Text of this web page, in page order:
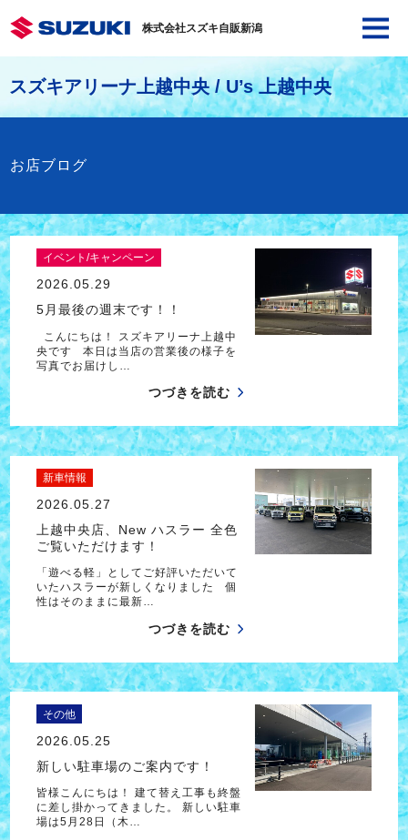
株式会社スズキ自販新潟
スズキアリーナ上越中央 / U’s 上越中央
お店ブログ
イベント/キャンペーン
2026.05.29
5月最後の週末です！！
こんにちは！ スズキアリーナ上越中
央です 本日は当店の営業後の様子を
写真でお届けし…
つづきを読む
新車情報
2026.05.27
上越中央店、New ハスラー 全色
ご覧いただけます！
「遊べる軽」としてご好評いただいて
いたハスラーが新しくなりました 個
性はそのままに最新…
つづきを読む
その他
2026.05.25
新しい駐車場のご案内です！
皆様こんにちは！ 建て替え工事も終盤
に差し掛かってきました。 新しい駐車
場は5月28日（木…